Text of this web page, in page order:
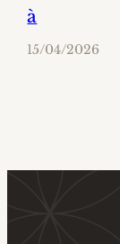
à
15/04/2026